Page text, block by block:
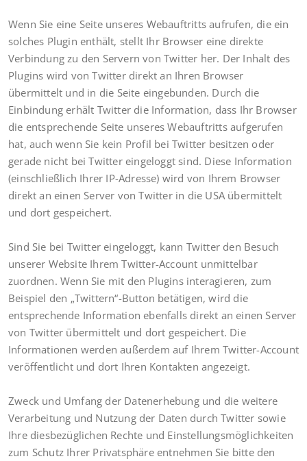
Wenn Sie eine Seite unseres Webauftritts aufrufen, die ein
solches Plugin enthält, stellt Ihr Browser eine direkte
Verbindung zu den Servern von Twitter her. Der Inhalt des
Plugins wird von Twitter direkt an Ihren Browser
übermittelt und in die Seite eingebunden. Durch die
Einbindung erhält Twitter die Information, dass Ihr Browser
die entsprechende Seite unseres Webauftritts aufgerufen
hat, auch wenn Sie kein Profil bei Twitter besitzen oder
gerade nicht bei Twitter eingeloggt sind. Diese Information
(einschließlich Ihrer IP-Adresse) wird von Ihrem Browser
direkt an einen Server von Twitter in die USA übermittelt
und dort gespeichert.
Sind Sie bei Twitter eingeloggt, kann Twitter den Besuch
unserer Website Ihrem Twitter-Account unmittelbar
zuordnen. Wenn Sie mit den Plugins interagieren, zum
Beispiel den „Twittern“-Button betätigen, wird die
entsprechende Information ebenfalls direkt an einen Server
von Twitter übermittelt und dort gespeichert. Die
Informationen werden außerdem auf Ihrem Twitter-Account
veröffentlicht und dort Ihren Kontakten angezeigt.
Zweck und Umfang der Datenerhebung und die weitere
Verarbeitung und Nutzung der Daten durch Twitter sowie
Ihre diesbezüglichen Rechte und Einstellungsmöglichkeiten
zum Schutz Ihrer Privatsphäre entnehmen Sie bitte den